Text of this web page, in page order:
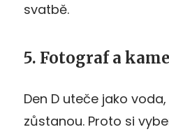
svatbě.
5. Fotograf a
Den D uteče jako
zůstanou. Proto si